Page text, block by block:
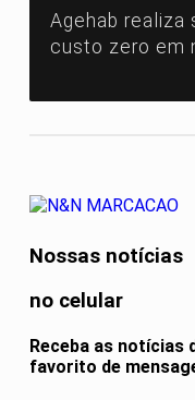
Agehab realiza
custo zero em
sociais
Nossas notícias
no celular
Receba as notícias
favorito de